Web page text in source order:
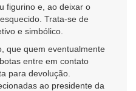
figurino e, ao deixar o
Trata-se de
e simbólico.
que quem eventualmente
entre em contato
para devolução.
ao presidente da